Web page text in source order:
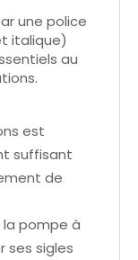
une police
italique)
au
est
suffisant
de
pompe à
ses sigles